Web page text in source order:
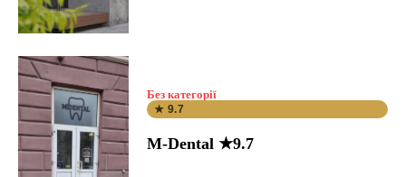
Без категорії
★ 9.7
M-Dental ★9.7